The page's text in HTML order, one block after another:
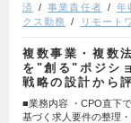
済
事業責任者 年
クス勤務
リモート
複数事業・複数
を"創る"ポジシ
戦略の設計から
■業務内容 ・CPO直下
基づく求人要件の整理